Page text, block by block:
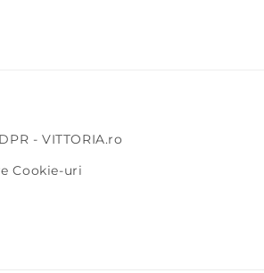
- VITTORIA.ro
Cookie-uri